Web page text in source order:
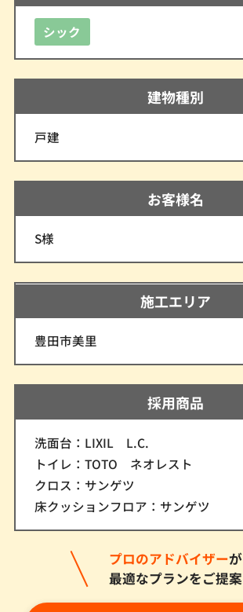
シック
建物種別
戸建
お客様名
S様
施工エリア
豊田市美里
採用商品
洗面台：LIXIL L.C.
トイレ：TOTO ネオレスト
クロス：サンゲツ
床クッションフロア：サンゲツ
プロのアドバイザーが
最適なプランをご提案